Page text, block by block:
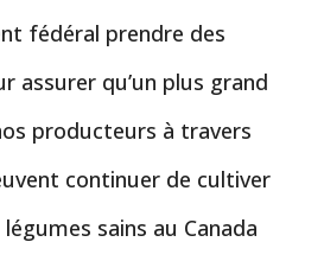
fédéral prendre des
assurer qu’un plus grand
producteurs à travers
continuer de cultiver
sains au Canada